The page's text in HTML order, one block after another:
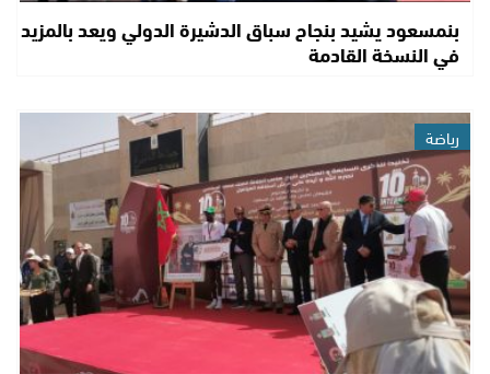
بنمسعود يشيد بنجاح سباق الدشيرة الدولي ويعد بالمزيد
في النسخة القادمة
رياضة